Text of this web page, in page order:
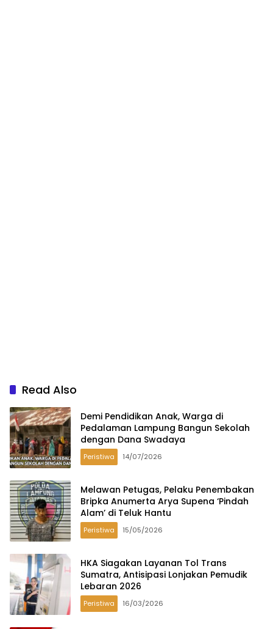
Read Also
Demi Pendidikan Anak, Warga di
Pedalaman Lampung Bangun Sekolah
dengan Dana Swadaya
Peristiwa 14/07/2026
Melawan Petugas, Pelaku Penembakan
Bripka Anumerta Arya Supena ‘Pindah
Alam’ di Teluk Hantu
Peristiwa 15/05/2026
HKA Siagakan Layanan Tol Trans
Sumatra, Antisipasi Lonjakan Pemudik
Lebaran 2026
Peristiwa 16/03/2026